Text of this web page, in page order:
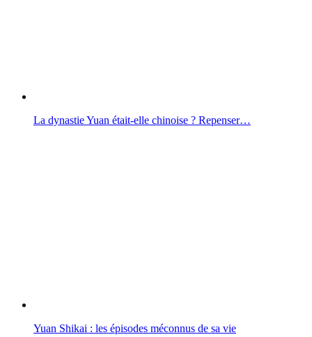
La dynastie Yuan était-elle chinoise ? Repenser…
Yuan Shikai : les épisodes méconnus de sa vie